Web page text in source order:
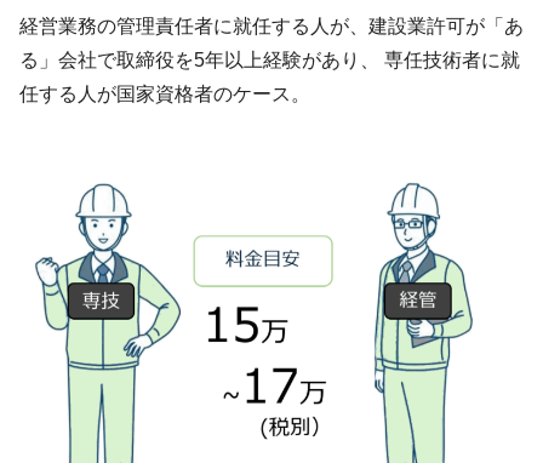
経営業務の管理責任者に就任する人が、建設業許可が「あ
る」会社で取締役を5年以上経験があり、 専任技術者に就
任する人が国家資格者のケース。